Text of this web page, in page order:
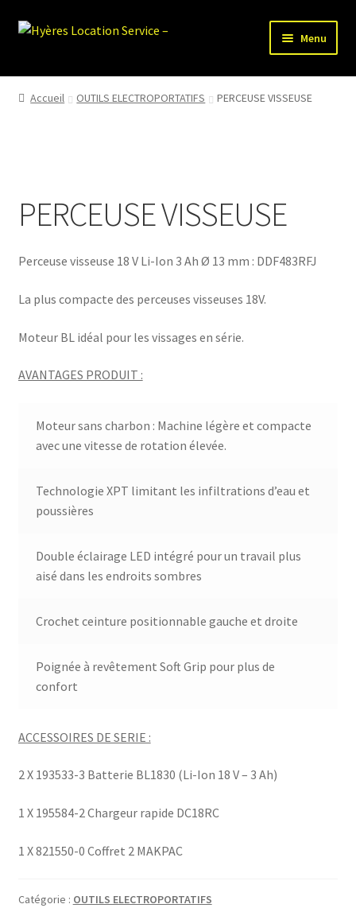
Aller
Aller
Menu
HLS-ACCUEIL
PARTENAIRES
Accueil OUTILS ELECTROPORTATIFS PERCEUSE VISSEUSE
PERCEUSE VISSEUSE
Perceuse visseuse 18 V Li-Ion 3 Ah Ø 13 mm : DDF483RFJ
La plus compacte des perceuses visseuses 18V.
Moteur BL idéal pour les vissages en série.
AVANTAGES PRODUIT :
Moteur sans charbon : Machine légère et compacte
avec une vitesse de rotation élevée.
Technologie XPT limitant les infiltrations d’eau et
poussières
Double éclairage LED intégré pour un travail plus
aisé dans les endroits sombres
Crochet ceinture positionnable gauche et droite
Poignée à revêtement Soft Grip pour plus de
confort
ACCESSOIRES DE SERIE :
2 X 193533-3 Batterie BL1830 (Li-Ion 18 V – 3 Ah)
1 X 195584-2 Chargeur rapide DC18RC
1 X 821550-0 Coffret 2 MAKPAC
Catégorie : OUTILS ELECTROPORTATIFS